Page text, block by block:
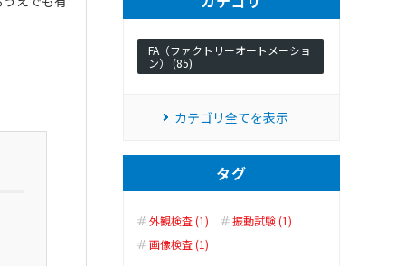
FA（ファクトリーオートメーショ
ン） (85)
カテゴリ全てを表示
タグ
外観検査 (1)
振動試験 (1)
画像検査 (1)